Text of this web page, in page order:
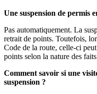
Une suspension de permis
Pas automatiquement. La
retrait de points. Toutefois,
Code de la route, celle-ci
points selon la nature des
Comment savoir si une
suspension ?